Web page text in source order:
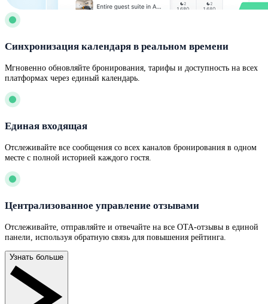
Синхронизация календаря в реальном времени
Мгновенно обновляйте бронирования, тарифы и доступность на всех
платформах через единый календарь.
Единая входящая
Отслеживайте все сообщения со всех каналов бронирования в одном
месте с полной историей каждого гостя.
Централизованное управление отзывами
Отслеживайте, отправляйте и отвечайте на все OTA-отзывы в единой
панели, используя обратную связь для повышения рейтинга.
Узнать больше